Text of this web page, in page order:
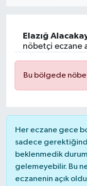
Elazığ
nöbetçi eczane
Bu bölgede
Her eczane gece
sadece
beklenmedik
gelemeyebilir. Bu
eczanenin açık